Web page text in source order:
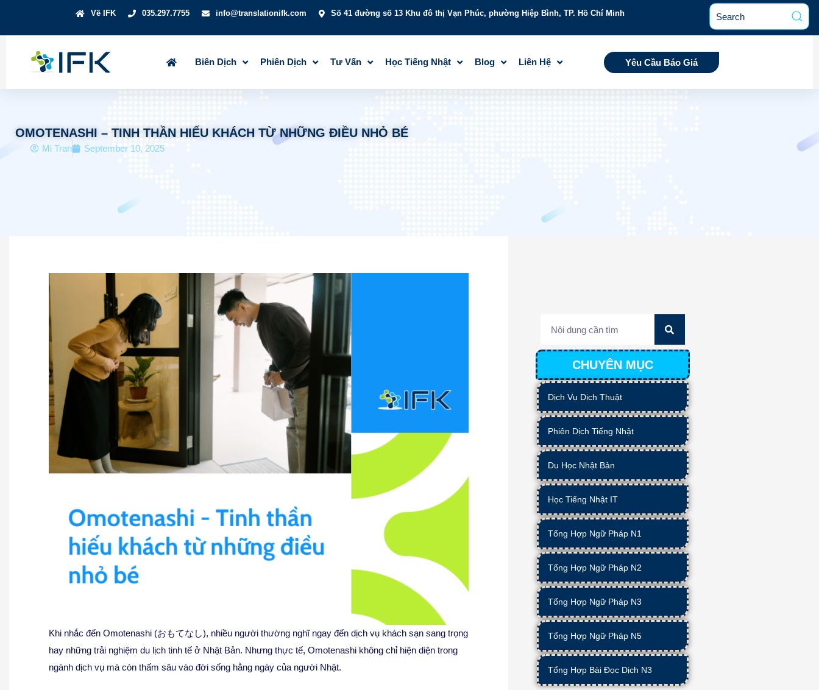
Về IFK 035.297.7755 info@translationifk.com Số 41 đường số 13 Khu đô thị Vạn Phúc, phường Hiệp Bình, TP. Hồ Chí Minh
Biên Dịch Phiên Dịch Tư Vấn Học Tiếng Nhật Blog Liên Hệ Yêu Cầu Báo Giá
OMOTENASHI – TINH THẦN HIẾU KHÁCH TỪ NHỮNG ĐIỀU NHỎ BÉ
Mi Tran September 10, 2025
Khi nhắc đến Omotenashi (おもてなし), nhiều người thường nghĩ ngay đến dịch vụ khách sạn sang trọng
hay những trải nghiệm du lịch tinh tế ở Nhật Bản. Nhưng thực tế, Omotenashi không chỉ hiện diện trong
ngành dịch vụ mà còn thấm sâu vào đời sống hằng ngày của người Nhật.
CHUYÊN MỤC
Dịch Vụ Dịch Thuật
Phiên Dịch Tiếng Nhật
Du Học Nhật Bản
Học Tiếng Nhật IT
Tổng Hợp Ngữ Pháp N1
Tổng Hợp Ngữ Pháp N2
Tổng Hợp Ngữ Pháp N3
Tổng Hợp Ngữ Pháp N5
Tổng Hợp Bài Đọc Dịch N3